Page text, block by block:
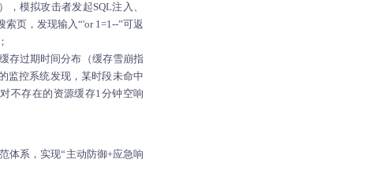
，模拟攻击者发起SQL注入、
页，发现输入“'or 1=1--”可返
存过期时间分布（缓存雪崩指
监控系统发现，某时段未命中
不存在的资源缓存1分钟空响
体系，实现“主动防御+应急响